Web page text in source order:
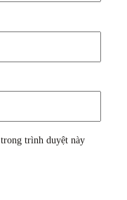
trình duyệt này